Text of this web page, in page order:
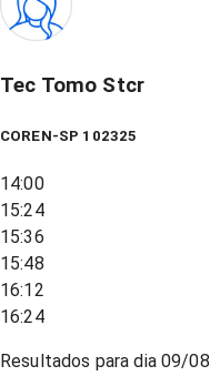
Tec Tomo Stcr
COREN-SP 102325
14:00
15:24
15:36
15:48
16:12
16:24
Resultados para dia09/08